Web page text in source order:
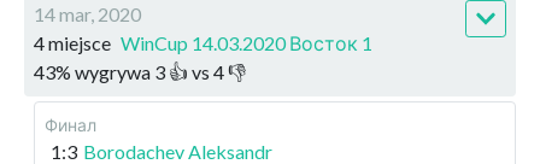
14 mar, 2020
4 miejsce WinCup 14.03.2020 Восток 1
43% wygrywa 3 👍 vs 4👎
Финал
1:3 Borodachev Aleksandr